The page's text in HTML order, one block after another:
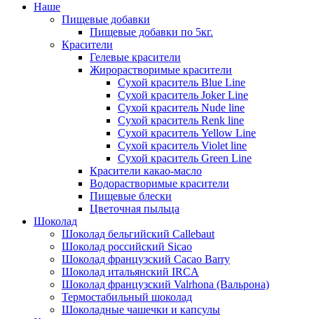
Наше
Пищевые добавки
Пищевые добавки по 5кг.
Красители
Гелевые красители
Жирорастворимые красители
Сухой краситель Blue Line
Сухой краситель Joker Line
Сухой краситель Nude line
Сухой краситель Renk line
Сухой краситель Yellow Line
Сухой краситель Violet line
Сухой краситель Green Line
Красители какао-масло
Водорастворимые красители
Пищевые блески
Цветочная пыльца
Шоколад
Шоколад бельгийский Callebaut
Шоколад российский Sicao
Шоколад французский Cacao Barry
Шоколад итальянский IRCA
Шоколад французский Valrhona (Вальрона)
Термостабильный шоколад
Шоколадные чашечки и капсулы